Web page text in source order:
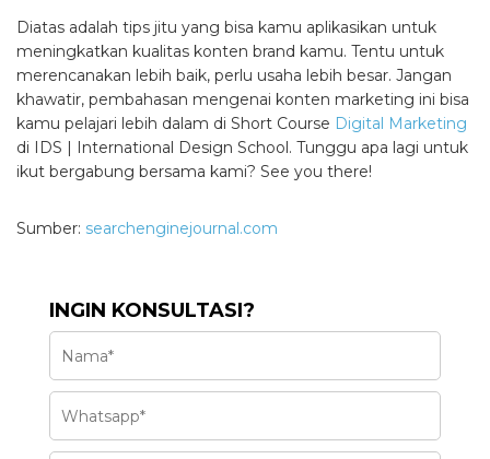
Diatas adalah tips jitu yang bisa kamu aplikasikan untuk
meningkatkan kualitas konten brand kamu. Tentu untuk
merencanakan lebih baik, perlu usaha lebih besar. Jangan
khawatir, pembahasan mengenai konten marketing ini bisa
kamu pelajari lebih dalam di Short Course Digital Marketing
di IDS | International Design School. Tunggu apa lagi untuk
ikut bergabung bersama kami? See you there!
Sumber: searchenginejournal.com
INGIN KONSULTASI?